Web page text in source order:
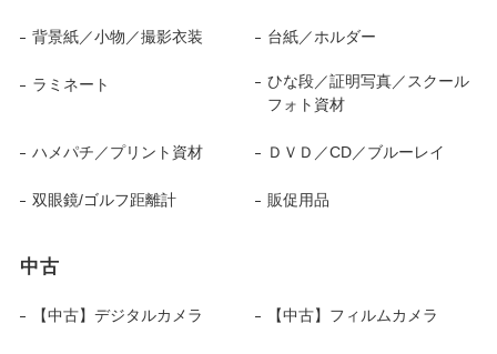
背景紙／小物／撮影衣装 台紙／ホルダー
ラミネート
ひな段／証明写真／スクール
フォト資材
ハメパチ／プリント資材 ＤＶＤ／CD／ブルーレイ
双眼鏡/ゴルフ距離計 販促用品
中古
【中古】デジタルカメラ 【中古】フィルムカメラ